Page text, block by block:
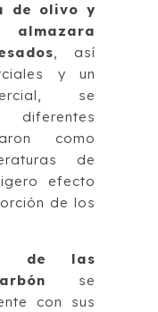
de olivo y
almazara
, así
y un
se
diferentes
como
de
efecto
de los
de las
se
con sus